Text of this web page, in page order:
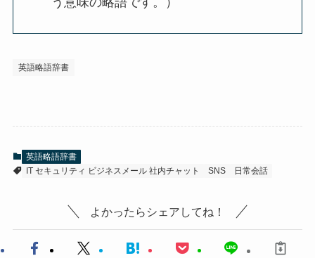
英語略語辞書
英語略語辞書
IT セキュリティ ビジネスメール 社内チャット
SNS 日常会話
よかったらシェアしてね！